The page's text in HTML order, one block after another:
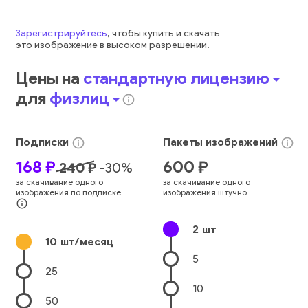
Зарегистрируйтесь, чтобы купить и скачать
это изображениев высоком разрешении.
Цены на стандартную лицензиюarrow_drop_down
для физлицarrow_drop_downinfo_outline
Подписки info_outline
168 ₽ 240₽ -30%
за скачивание одного
изображения по подписке
info_outline
10 шт/месяц
25
50
Пакеты изображений info_outline
600 ₽
за скачивание одного
изображения штучно
2 шт
5
10